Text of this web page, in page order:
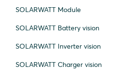
SOLARWATT Module
SOLARWATT Battery vision
SOLARWATT Inverter vision
SOLARWATT Charger vision